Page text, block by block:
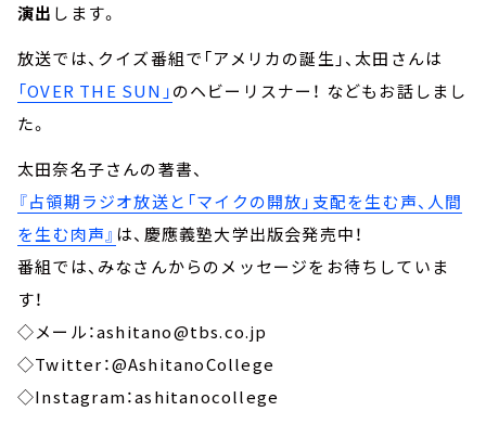
演出 します。
放送では、クイズ番組で「アメリカの誕生」、太田さんは
「OVER THE SUN」のヘビーリスナー！ などもお話しまし
た。
太田奈名子さんの著書、
『占領期ラジオ放送と「マイクの開放」支配を生む声、人間
を生む肉声』 は、慶應義塾大学出版会発売中！
番組では、みなさんからのメッセージをお待ちしていま
す！
◇メール：ashitano@tbs.co.jp
◇Twitter：@AshitanoCollege
◇Instagram：ashitanocollege